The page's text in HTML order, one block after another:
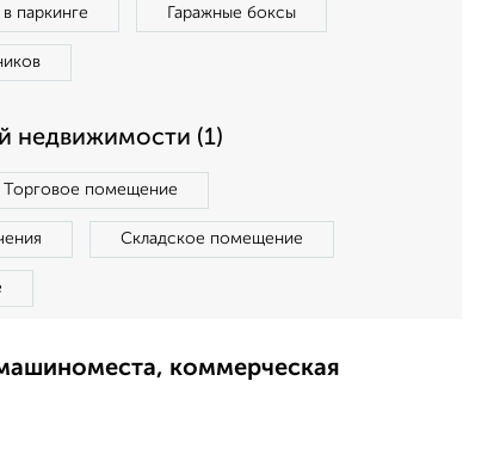
паркинге Гаражные боксы
недвижимости (1)
Торговое помещение
Складское помещение
коммерческая